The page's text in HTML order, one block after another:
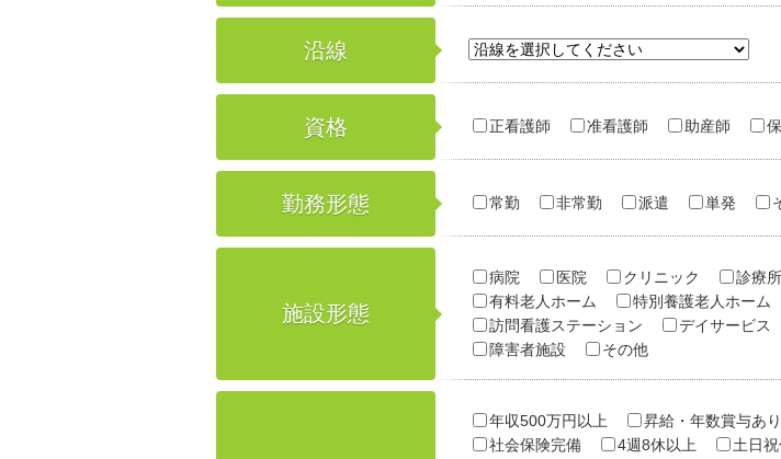
沿線
資格 正看護師 准看護師 助産師
勤務形態 常勤 非常勤 派遣 単発
施設形態
病院 医院 クリニック 診療所
有料老人ホーム
特別養護老人ホーム
訪問看護ステーション
デイサービス
障害者施設
その他
年収500万円以上 昇給・年数賞与あり
社会保険完備
4週8休以上
土日